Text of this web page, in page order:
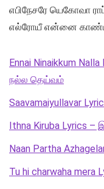
எபிநேசரே யெகோவா
எல்ரோயீ என்னை
Ennai Ninaikkum
நல்ல தெய்வம்
Saavamaiyullavar
Ithna Kiruba Lyrics
Naan Partha
Tu hi charwaha mera